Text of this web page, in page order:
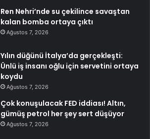
Ren Nehri’nde su çekilince savaştan
kalan bomba ortaya çıktı
Ağustos 7, 2026
Yılın düğünü İtalya’da gerçekleşti:
Ünlü iş insanı oğlu için servetini ortaya
koydu
Ağustos 7, 2026
Çok konuşulacak FED iddiası! Altın,
gümüş petrol her şey sert düşüyor
Ağustos 7, 2026